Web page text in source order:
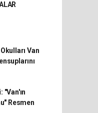
Van
"Van'ın
Resmen